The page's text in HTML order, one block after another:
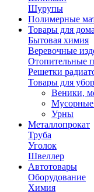
Шурупы
Полимерные
Товары для дома
Бытовая химия
Веревочные
Отопительные
Решетки
Товары для
Веники,
Мусорные
Урны
Металлопрокат
Труба
Уголок
Швеллер
Автотовары
Оборудование
Химия